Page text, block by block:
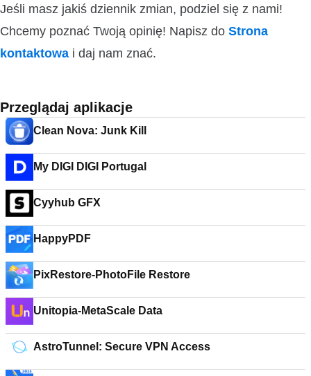
Jeśli masz jakiś dziennik zmian, podziel się z nami!
Chcemy poznać Twoją opinię! Napisz do Strona
kontaktowa i daj nam znać.
Przeglądaj aplikacje
Clean Nova: Junk Kill
My DIGI DIGI Portugal
Cyyhub GFX
HappyPDF
PixRestore-PhotoFile Restore
Unitopia-MetaScale Data
AstroTunnel: Secure VPN Access